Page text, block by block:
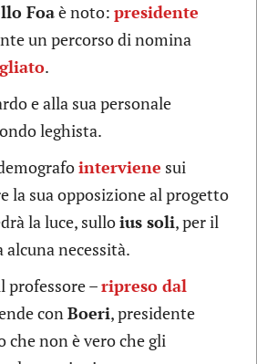
Foaè noto: presidente
un percorso di nomina
.
e alla sua personale
leghista.
interviene sui
la sua opposizione al progetto
la luce, sulloius soli, per il
necessità.
professore –ripreso dal
conBoeri, presidente
che non è vero che gli